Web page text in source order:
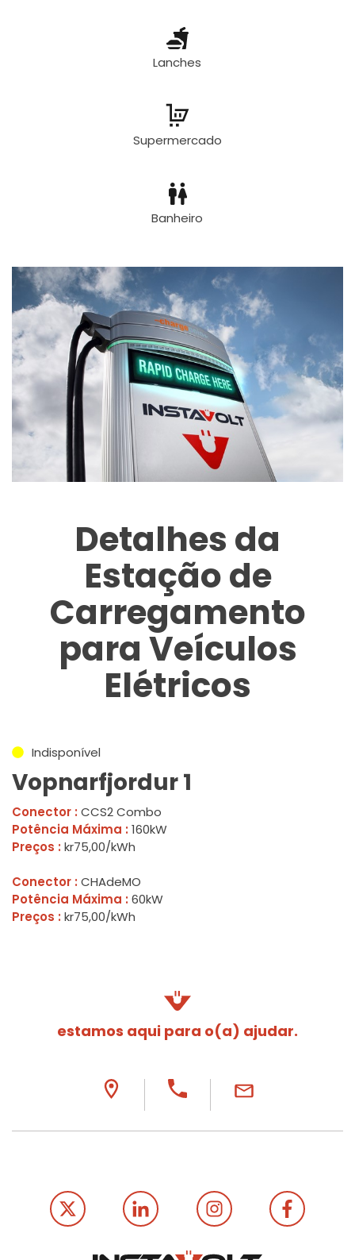
Lanches
Supermercado
Banheiro
Detalhes da
Estação de
Carregamento
para Veículos
Elétricos
Indisponível
Vopnarfjordur 1
Conector : CCS2 Combo
Potência Máxima : 160kW
Preços : kr75,00/kWh
Conector : CHAdeMO
Potência Máxima : 60kW
Preços : kr75,00/kWh
estamos aqui para o(a) ajudar.